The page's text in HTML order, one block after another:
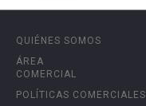
QUIÉNES SOMOS
ÁREA
COMERCIAL
POLÍTICAS COMERCIALES